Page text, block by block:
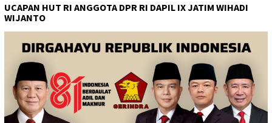
UCAPAN HUT RI ANGGOTA DPR RI DAPIL IX JATIM WIHADI
WIJANTO